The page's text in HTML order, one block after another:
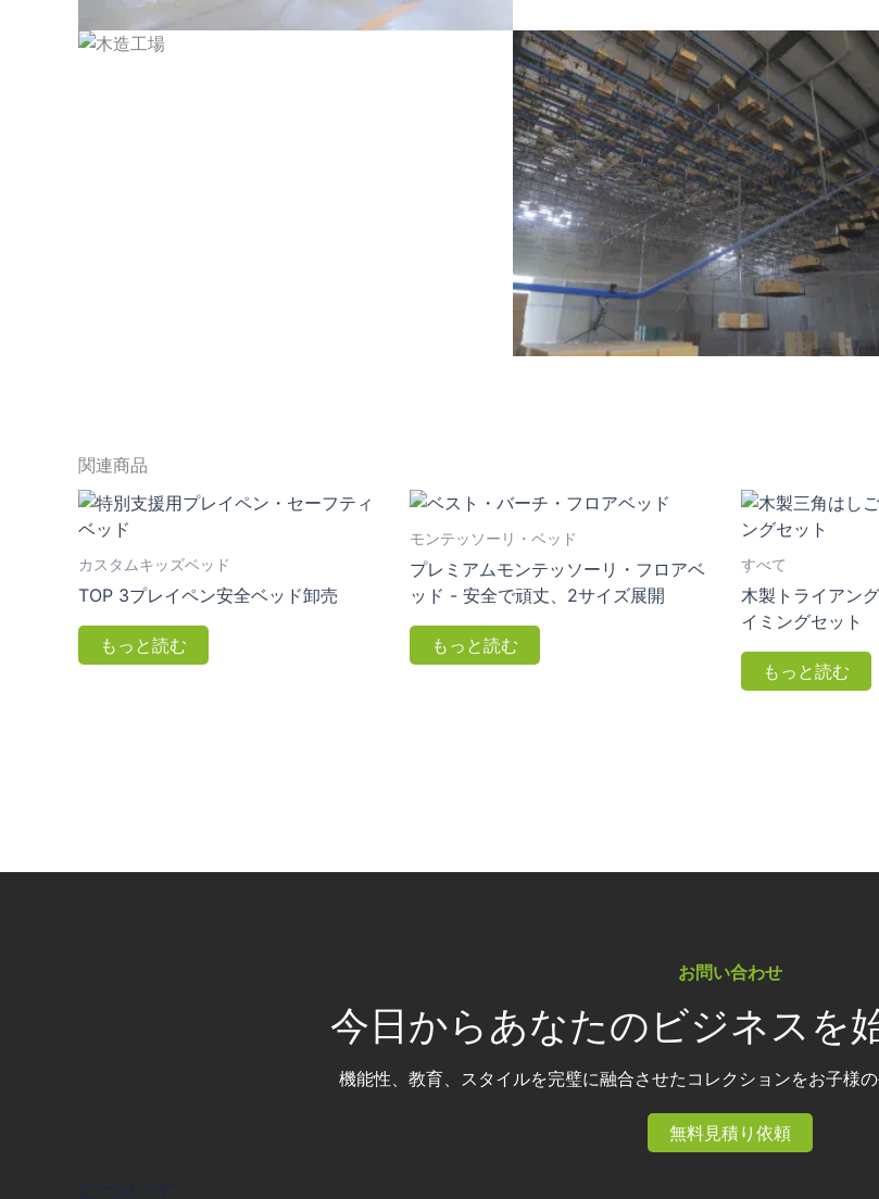
関連商品
カスタムキッズベッド
TOP 3プレイペン安全ベッド卸売
もっと読む
モンテッソーリ・ベッド
プレミアムモンテッソーリ・フロアベ
ッド - 安全で頑丈、2サイズ展開
もっと読む
すべて
木製トライアン
イミングセット
もっと読む
お問い合わせ
今日からあなたのビジネスを
機能性、教育、スタイルを完璧に融合させたコレクションをお子様
無料見積り依頼